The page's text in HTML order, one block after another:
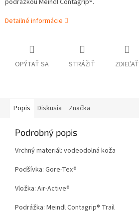
podrážkou Meindl Contagrip®.
Detailné informácie
OPÝTAŤ SA STRÁŽIŤ ZDIEĽAŤ
Popis Diskusia Značka
Podrobný popis
Vrchný materiál: vodeodolná koža
Podšívka: Gore-Tex®
Vložka: Air-Active®
Podrážka: Meindl Contagrip® Trail